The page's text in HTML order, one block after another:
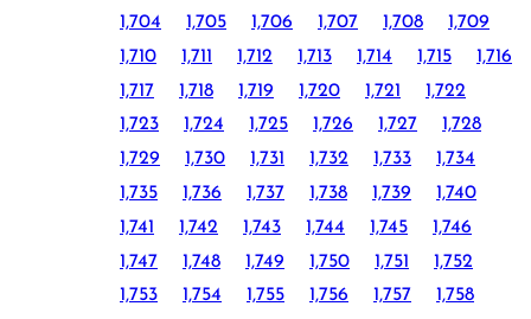
1,704
1,705 1,706 1,707 1,708
1,709
1,710
1,711 1,712 1,713 1,714 1,715
1,716
1,717
1,718 1,719 1,720 1,721
1,722
1,723
1,724 1,725 1,726 1,727
1,728
1,729
1,730 1,731 1,732 1,733
1,734
1,735
1,736 1,737 1,738 1,739
1,740
1,741
1,742 1,743 1,744 1,745
1,746
1,747
1,748 1,749 1,750 1,751
1,752
1,753
1,754 1,755 1,756 1,757
1,758